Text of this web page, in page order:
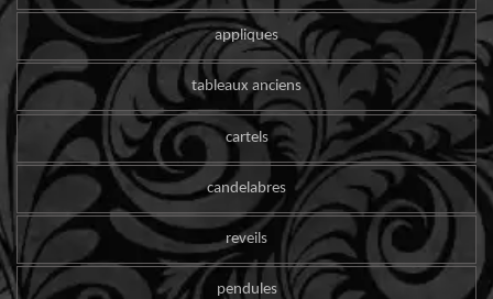
appliques
tableaux anciens
cartels
candelabres
reveils
pendules